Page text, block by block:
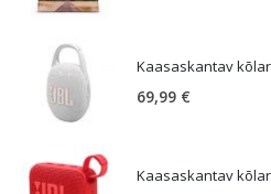
Kaasaskantav kõlar
69,99 €
Kaasaskantav kõlar